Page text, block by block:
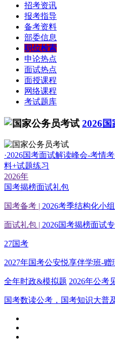
招考资讯
报考指导
备考资料
部委信息
职位检索
申论热点
面试热点
面授课程
网络课程
考试题库
2026
·2026国考面试解读峰会-考情
料+试题练习
2026年
国考揭榜面试礼包
国考备考 | 2026考季结构化小
面试礼包 | 2026国考揭榜面试
27国考
2027年国考公安悦享伴学班-赠
全年时政&模拟题 2026年公考
国考数读公考，国考知识大普